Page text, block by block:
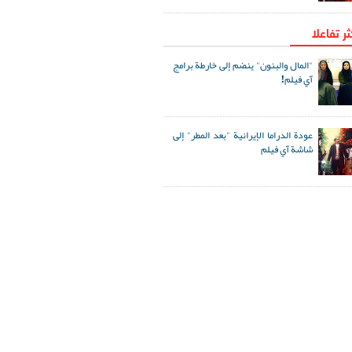
تفاعلا
"المال والبنون" ينضم إلى خارطة برامج
آي فيلم!
عودة الدراما الإيرانية "بعد المطر" إلى
شاشة آي فيلم